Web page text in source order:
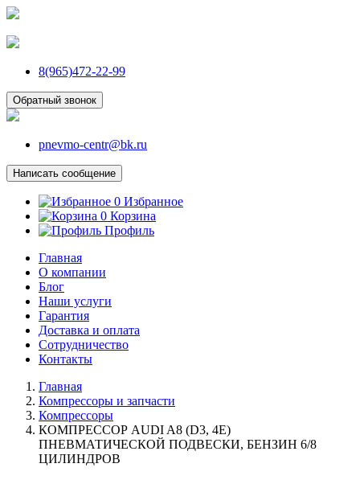
8(965)472-22-99
Обратный звонок
pnevmo-centr@bk.ru
Написать сообщение
0 Избранное
0 Корзина
Профиль
Главная
О компании
Блог
Наши услуги
Гарантия
Доставка и оплата
Сотрудничество
Контакты
Главная
Компрессоры и запчасти
Компрессоры
КОМПРЕССОР AUDI A8 (D3, 4E)
ПНЕВМАТИЧЕСКОЙ ПОДВЕСКИ, БЕНЗИН 6/8
ЦИЛИНДРОВ